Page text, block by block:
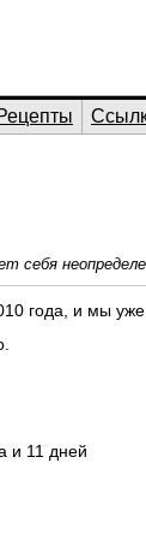
себя
года, и мы
и 11 дней